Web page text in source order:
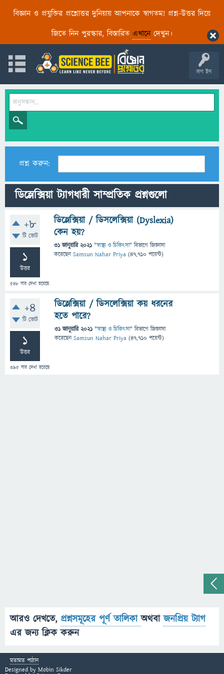
বিজ্ঞান ও প্রযুক্তির প্রশ্নোত্তর দুনিয়ায় আপনাকে স্বাগতম! প্রশ্ন-উত্তর দিয়ে
জিতে নিন পুরস্কার, বিস্তারিত এখানেদেখুন।
লগ ইন
প্রশ্ন করুন:
ডিস্লেক্সিয়া ট্যাগধারী সাম্প্রতিক প্রশ্নগুলো
+8
টি ভোট
1
উত্তর
548 বার দেখা হয়েছে
ডিস্লেক্সিয়া / ডিসলেক্সিয়া (Dyslexia)
কেন হয়?
31 জানুয়ারি 2021 "স্বাস্থ্য ও চিকিৎসা" বিভাগে জিজ্ঞাসা
করেছেনSamsun Nahar Priya (47,710 পয়েন্ট)
+4
টি ভোট
1
উত্তর
395 বার দেখা হয়েছে
ডিস্লেক্সিয়া / ডিসলেক্সিয়া কয় ধরনের
হতে পারে?
31 জানুয়ারি 2021 "স্বাস্থ্য ও চিকিৎসা" বিভাগে জিজ্ঞাসা
করেছেনSamsun Nahar Priya (47,710 পয়েন্ট)
আরও দেখতে, প্রশ্নসমূহের পূর্ণ তালিকাঅথবাজনপ্রিয় ট্যাগ
এর জন্য ক্লিক করুন
মতামত পাঠান
Designed by Mobin Sikder